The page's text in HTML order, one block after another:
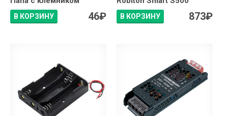
В КОРЗИНУ 46₽ В КОРЗИНУ 873₽